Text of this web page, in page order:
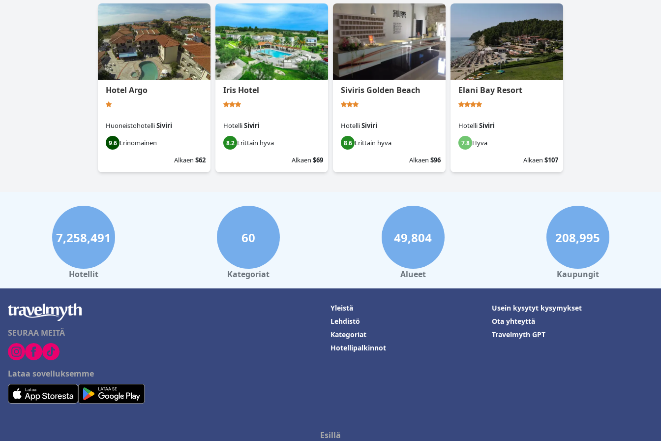
Hotel Argo
HuoneistohotelliSiviri
9.6 Erinomainen
Alkaen $62
Iris Hotel
HotelliSiviri
8.2 Erittäin hyvä
Alkaen $69
Siviris Golden Beach
HotelliSiviri
8.6 Erittäin hyvä
Alkaen $96
Elani Bay Resort
HotelliSiviri
7.8 Hyvä
Alkaen $107
7,258,491
Hotellit
60
Kategoriat
49,804
Alueet
208,995
Kaupungit
SEURAA MEITÄ
Lataa sovelluksemme
Yleistä
Lehdistö
Kategoriat
Hotellipalkinnot
Usein kysytyt kysymykset
Ota yhteyttä
Travelmyth GPT
Esillä